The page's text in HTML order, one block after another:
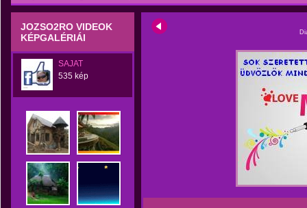
JOZSO2RO VIDEOK
KÉPGALÉRIÁI
SAJAT
535 kép